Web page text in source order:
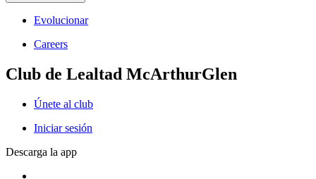
Evolucionar
Careers
Club de Lealtad McArthurGlen
Únete al club
Iniciar sesión
Descarga la app